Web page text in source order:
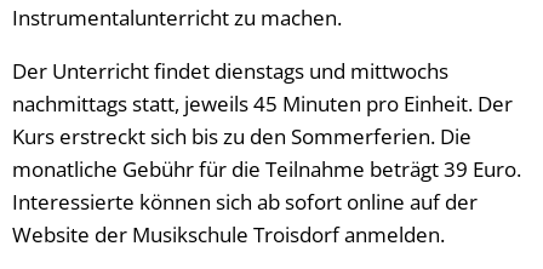
Instrumentalunterricht zu machen.
Der Unterricht findet dienstags und mittwochs
nachmittags statt, jeweils 45 Minuten pro Einheit. Der
Kurs erstreckt sich bis zu den Sommerferien. Die
monatliche Gebühr für die Teilnahme beträgt 39 Euro.
Interessierte können sich ab sofort online auf der
Website der Musikschule Troisdorf anmelden.